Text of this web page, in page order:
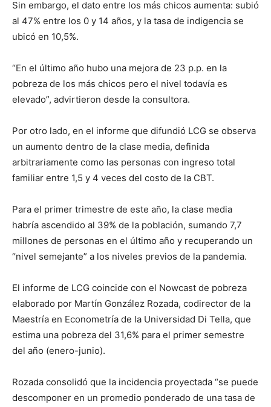
Sin embargo, el dato entre los más chicos aumenta: subió
al 47% entre los 0 y 14 años, y la tasa de indigencia se
ubicó en 10,5%.
“En el último año hubo una mejora de 23 p.p. en la
pobreza de los más chicos pero el nivel todavía es
elevado”, advirtieron desde la consultora.
Por otro lado, en el informe que difundió LCG se observa
un aumento dentro de la clase media, definida
arbitrariamente como las personas con ingreso total
familiar entre 1,5 y 4 veces del costo de la CBT.
Para el primer trimestre de este año, la clase media
habría ascendido al 39% de la población, sumando 7,7
millones de personas en el último año y recuperando un
“nivel semejante” a los niveles previos de la pandemia.
El informe de LCG coincide con el Nowcast de pobreza
elaborado por Martín González Rozada, codirector de la
Maestría en Econometría de la Universidad Di Tella, que
estima una pobreza del 31,6% para el primer semestre
del año (enero-junio).
Rozada consolidó que la incidencia proyectada “se puede
descomponer en un promedio ponderado de una tasa de